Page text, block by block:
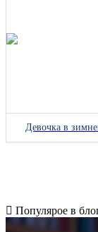
Девочка в
Популярое в